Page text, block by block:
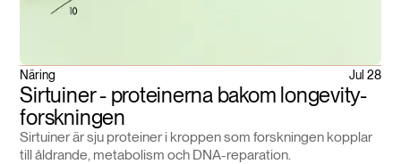
Näring Jul 28
Sirtuiner - proteinerna bakom longevity-
forskningen
Sirtuiner är sju proteiner i kroppen som forskningen kopplar
till åldrande, metabolism och DNA-reparation.